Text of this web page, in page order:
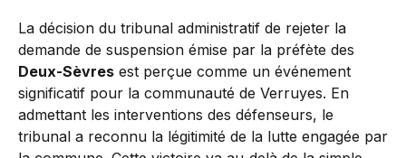
La décision du tribunal administratif de rejeter la
demande de suspension émise par la préfète des
Deux-Sèvres est perçue comme un événement
significatif pour la communauté de Verruyes. En
admettant les interventions des défenseurs, le
tribunal a reconnu la légitimité de la lutte engagée par